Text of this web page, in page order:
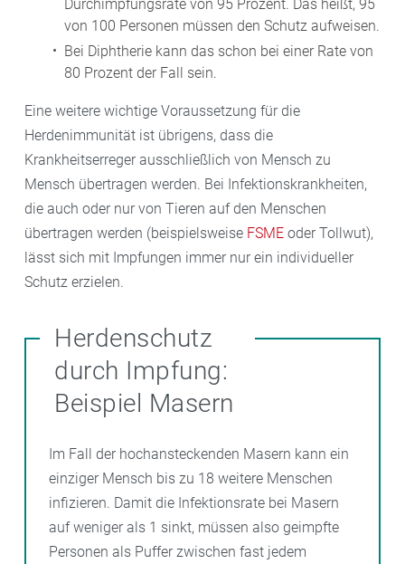
Durchimpfungsrate von 95 Prozent. Das heißt, 95
von 100 Personen müssen den Schutz aufweisen.
Bei Diphtherie kann das schon bei einer Rate von
80 Prozent der Fall sein.
Eine weitere wichtige Voraussetzung für die
Herdenimmunität ist übrigens, dass die
Krankheitserreger ausschließlich von Mensch zu
Mensch übertragen werden. Bei Infektionskrankheiten,
die auch oder nur von Tieren auf den Menschen
übertragen werden (beispielsweise FSME oder Tollwut),
lässt sich mit Impfungen immer nur ein individueller
Schutz erzielen.
Herdenschutz
durch Impfung:
Beispiel Masern
Im Fall der hochansteckenden Masern kann ein
einziger Mensch bis zu 18 weitere Menschen
infizieren. Damit die Infektionsrate bei Masern
auf weniger als 1 sinkt, müssen also geimpfte
Personen als Puffer zwischen fast jedem